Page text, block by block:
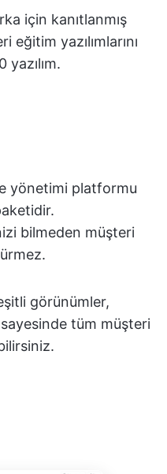
için kanıtlanmış
yazılımlarını
yönetimi platformu
bilmeden müşteri
görünümler,
tüm müşteri